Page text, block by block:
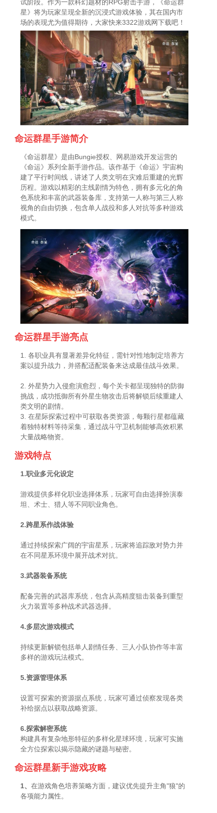
试阶段。作为一款科幻题材的RPG射击手游，《命运群
星》将为玩家呈现全新的沉浸式游戏体验，其在国内市
场的表现尤为值得期待，大家快来3322游戏网下载吧！
命运群星手游简介
《命运群星》是由Bungie授权、网易游戏开发运营的
《命运》系列全新手游作品。该作基于《命运》宇宙构
建了平行时间线，讲述了人类文明在灾难后重建的光辉
历程。游戏以精彩的主线剧情为特色，拥有多元化的角
色系统和丰富的武器装备库，支持第一人称与第三人称
视角的自由切换，包含单人战役和多人对抗等多种游戏
模式。
命运群星手游亮点
1. 各职业具有显著差异化特征，需针对性地制定培养方
案以提升战力，并搭配适配装备来达成最佳战斗效果。
2. 外星势力入侵愈演愈烈，每个关卡都呈现独特的防御
挑战，成功抵御所有外星生物攻击后将解锁后续重建人
类文明的剧情。
3. 在星际探索过程中可获取各类资源，每颗行星都蕴藏
着独特材料等待采集，通过战斗守卫机制能够高效积累
大量战略物资。
游戏特点
1.职业多元化设定
游戏提供多样化职业选择体系，玩家可自由选择扮演泰
坦、术士、猎人等不同职业角色。
2.跨星系作战体验
通过持续探索广阔的宇宙星系，玩家将追踪敌对势力并
在不同星系环境中展开战术对抗。
3.武器装备系统
配备完善的武器库系统，包含从高精度狙击装备到重型
火力装置等多种战术武器选择。
4.多层次游戏模式
持续更新解锁包括单人剧情任务、三人小队协作等丰富
多样的游戏玩法模式。
5.资源管理体系
设置可探索的资源据点系统，玩家可通过侦察发现各类
补给据点以获取战略资源。
6.探索解密系统
构建具有复杂地形特征的多样化星球环境，玩家可实施
全方位探索以揭示隐藏的谜题与秘密。
命运群星新手游戏攻略
1、在游戏角色培养策略方面，建议优先提升主角"狼"的
各项能力属性。